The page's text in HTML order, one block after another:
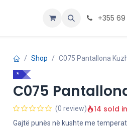
+355
Shop C075 Pantallona
*
C075
(0 review) 14 sold
Gajtë punës në kushte me